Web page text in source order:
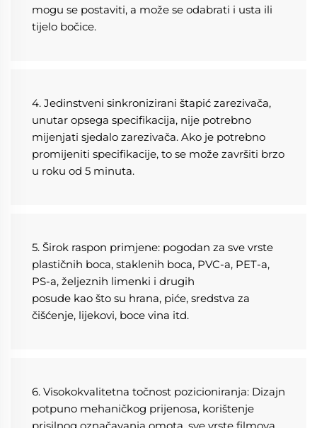
mogu se postaviti, a može se odabrati i usta ili
tijelo bočice.
4. Jedinstveni sinkronizirani štapić zarezivača,
unutar opsega specifikacija, nije potrebno
mijenjati sjedalo zarezivača. Ako je potrebno
promijeniti specifikacije, to se može završiti brzo
u roku od 5 minuta.
5. Širok raspon primjene: pogodan za sve vrste
plastičnih boca, staklenih boca, PVC-a, PET-a,
PS-a, željeznih limenki i drugih
posude kao što su hrana, piće, sredstva za
čišćenje, lijekovi, boce vina itd.
6. Visokokvalitetna točnost pozicioniranja: Dizajn
potpuno mehaničkog prijenosa, korištenje